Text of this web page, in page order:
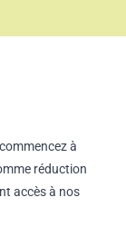
à
réduction
accès à nos